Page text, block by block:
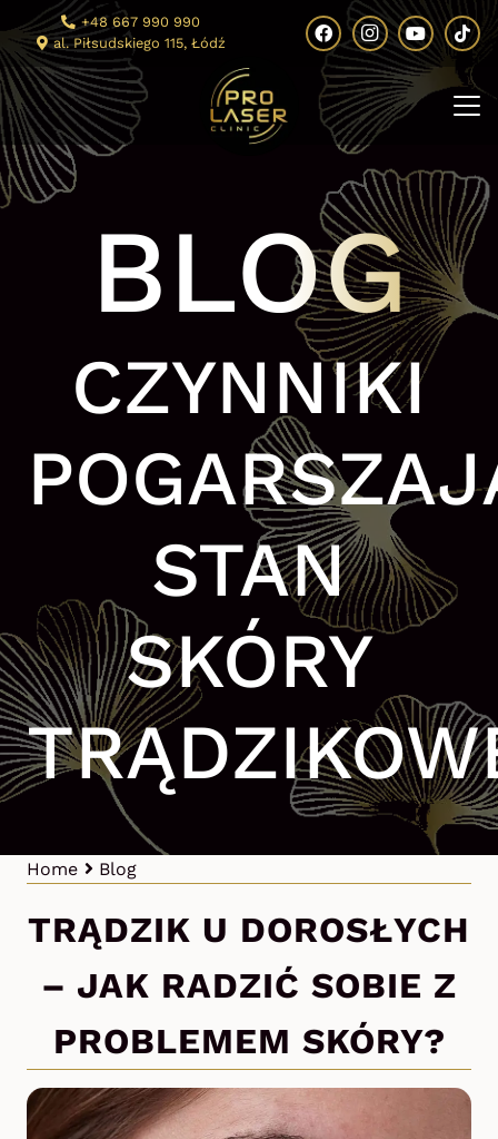
+48 667 990 990
al. Piłsudskiego 115, Łódź
BLOG
CZYNNIKI
STAN
SKÓRY
Home Blog
TRĄDZIK U DOROSŁYCH
– JAK RADZIĆ SOBIE Z
PROBLEMEM SKÓRY?